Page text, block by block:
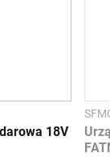
18V